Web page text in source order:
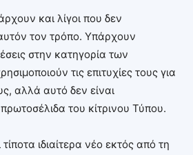
και λίγοι που δεν
τον τρόπο. Υπάρχουν
στην κατηγορία των
τις επιτυχίες τους για
αλλά αυτό δεν είναι
του κίτρινου Τύπου.
ιδιαίτερα νέο εκτός από τη